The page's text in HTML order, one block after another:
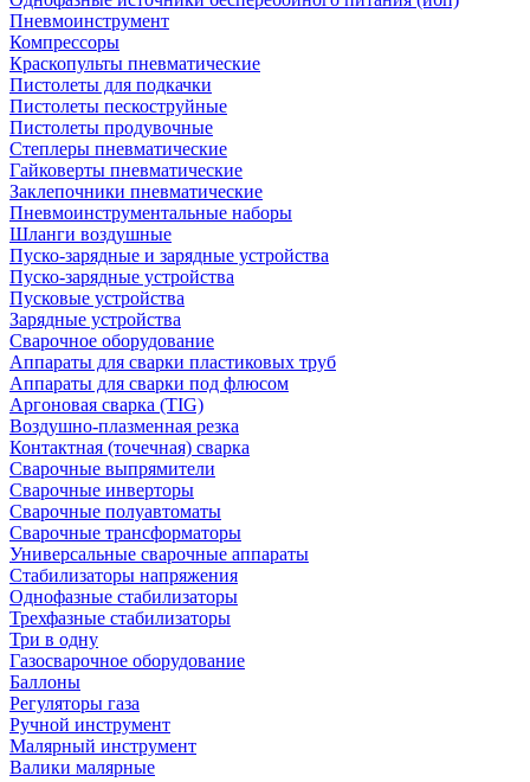
Пневмоинструмент
Компрессоры
Краскопульты пневматические
Пистолеты для подкачки
Пистолеты пескоструйные
Пистолеты продувочные
Степлеры пневматические
Гайковерты пневматические
Заклепочники пневматические
Пневмоинструментальные наборы
Шланги воздушные
Пуско-зарядные и зарядные устройства
Пуско-зарядные устройства
Пусковые устройства
Зарядные устройства
Сварочное оборудование
Аппараты для сварки пластиковых труб
Аппараты для сварки под флюсом
Аргоновая сварка (TIG)
Воздушно-плазменная резка
Контактная (точечная) сварка
Сварочные выпрямители
Сварочные инверторы
Сварочные полуавтоматы
Сварочные трансформаторы
Универсальные сварочные аппараты
Стабилизаторы напряжения
Однофазные стабилизаторы
Трехфазные стабилизаторы
Три в одну
Газосварочное оборудование
Баллоны
Регуляторы газа
Ручной инструмент
Малярный инструмент
Валики малярные